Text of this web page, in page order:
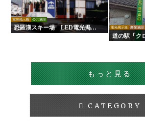
電光掲示板 公共施設
恐羅漢スキー場 LED電光掲示
板
電光掲示板 商業施設
道の駅「ク
ED電光掲示
もっと見る
CATEGORY